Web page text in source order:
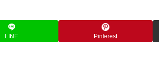
LINE Pinterest